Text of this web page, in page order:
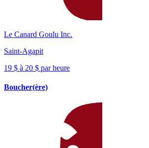
Le Canard Goulu Inc.
Saint-Agapit
19 $ à 20 $ par heure
Boucher(ère)